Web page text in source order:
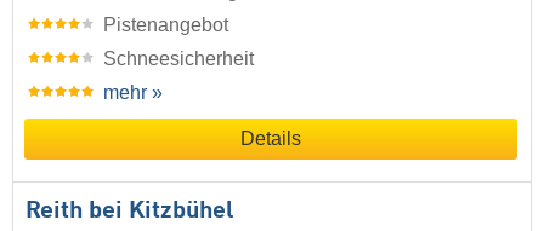
Pistenangebot
Schneesicherheit
mehr »
Details
Reith bei Kitzbühel